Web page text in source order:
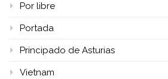
Por libre
Portada
Principado de Asturias
Vietnam